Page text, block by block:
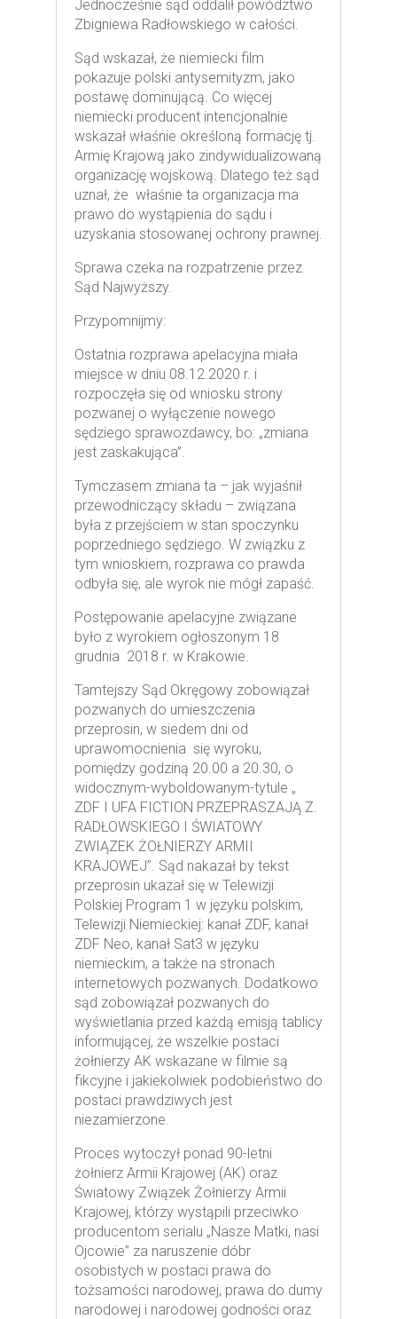
Jednocześnie sąd oddalił powództwo
Zbigniewa Radłowskiego w całości.
Sąd wskazał, że niemiecki film
pokazuje polski antysemityzm, jako
postawę dominującą. Co więcej
niemiecki producent intencjonalnie
wskazał właśnie określoną formację tj.
Armię Krajową jako zindywidualizowaną
organizację wojskową. Dlatego też sąd
uznał, że właśnie ta organizacja ma
prawo do wystąpienia do sądu i
uzyskania stosowanej ochrony prawnej.
Sprawa czeka na rozpatrzenie przez
Sąd Najwyższy.
Przypomnijmy:
Ostatnia rozprawa apelacyjna miała
miejsce w dniu 08.12.2020 r. i
rozpoczęła się od wniosku strony
pozwanej o wyłączenie nowego
sędziego sprawozdawcy, bo: „zmiana
jest zaskakująca”.
Tymczasem zmiana ta – jak wyjaśnił
przewodniczący składu – związana
była z przejściem w stan spoczynku
poprzedniego sędziego. W związku z
tym wnioskiem, rozprawa co prawda
odbyła się, ale wyrok nie mógł zapaść.
Postępowanie apelacyjne związane
było z wyrokiem ogłoszonym 18
grudnia 2018 r. w Krakowie.
Tamtejszy Sąd Okręgowy zobowiązał
pozwanych do umieszczenia
przeprosin, w siedem dni od
uprawomocnienia się wyroku,
pomiędzy godziną 20.00 a 20.30, o
widocznym-wyboldowanym-tytule „
ZDF I UFA FICTION PRZEPRASZAJĄ Z.
RADŁOWSKIEGO I ŚWIATOWY
ZWIĄZEK ŻOŁNIERZY ARMII
KRAJOWEJ”. Sąd nakazał by tekst
przeprosin ukazał się w Telewizji
Polskiej Program 1 w języku polskim,
Telewizji Niemieckiej: kanał ZDF, kanał
ZDF Neo, kanał Sat3 w języku
niemieckim, a także na stronach
internetowych pozwanych. Dodatkowo
sąd zobowiązał pozwanych do
wyświetlania przed każdą emisją tablicy
informującej, że wszelkie postaci
żołnierzy AK wskazane w filmie są
fikcyjne i jakiekolwiek podobieństwo do
postaci prawdziwych jest
niezamierzone.
Proces wytoczył ponad 90-letni
żołnierz Armii Krajowej (AK) oraz
Światowy Związek Żołnierzy Armii
Krajowej, którzy wystąpili przeciwko
producentom serialu „Nasze Matki, nasi
Ojcowie” za naruszenie dóbr
osobistych w postaci prawa do
tożsamości narodowej, prawa do dumy
narodowej i narodowej godności oraz